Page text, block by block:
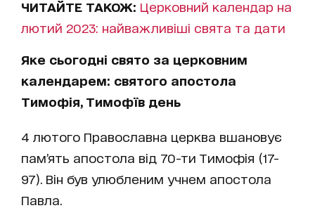
ЧИТАЙТЕ ТАКОЖ: Церковний календар на
лютий 2023: найважливіші свята та дати
Яке сьогодні свято за церковним
календарем: святого апостола
Тимофія, Тимофїв день
4 лютого Православна церква вшановує
пам’ять апостола від 70-ти Тимофія (17-
97). Він був улюбленим учнем апостола
Павла.